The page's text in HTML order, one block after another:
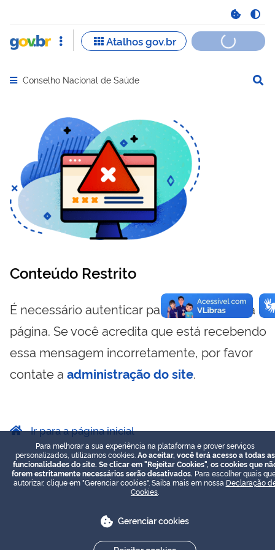
Abrir menu principal de navegação
Conselho Nacional de Saúde
Conteúdo Restrito
É necessário autenticar para visualizar essa
página. Se você acredita que está recebendo
essa mensagem incorretamente, por favor
contate a administração do site.
Ir para a página inicial
Para melhorar a sua experiência na plataforma e prover serviços
personalizados, utilizamos cookies. Ao aceitar, você terá acesso a todas as
funcionalidades do site. Se clicar em "Rejeitar Cookies", os cookies que
forem estritamente necessários serão desativados. Para escolher quais
autorizar, clique em "Gerenciar cookies". Saiba mais em nossa Declaração
Cookies
Gerenciar cookies